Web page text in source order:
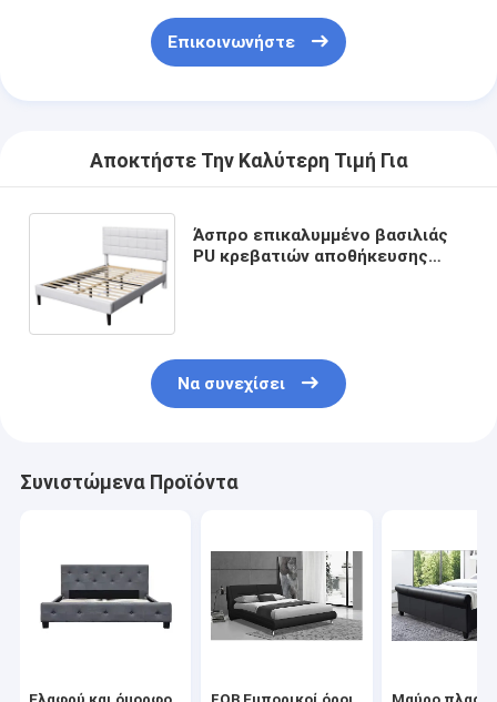
Επικοινωνήστε
Αποκτήστε Την Καλύτερη Τιμή Για
Άσπρο επικαλυμμένο βασιλιάς
PU κρεβατιών αποθήκευσης
Να συνεχίσει
Συνιστώμενα Προϊόντα